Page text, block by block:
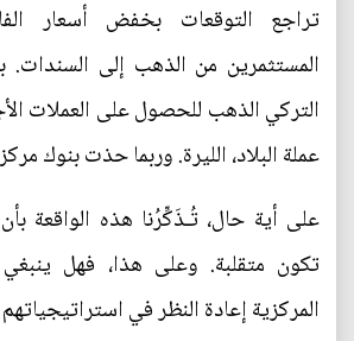
تراجع التوقعات بخفض أسعار
المستثمرين من الذهب إلى السندات.
التركي الذهب للحصول على العملات
عملة البلاد، الليرة. وربما حذت بنوك
على أية حال، تُـذَكِّرُنا هذه الواقعة
تكون متقلبة. وعلى هذا، فهل
المركزية إعادة النظر في